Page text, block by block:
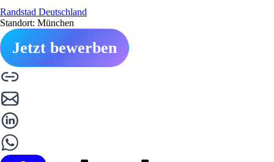
Randstad Deutschland
Standort: München
Jetzt bewerben